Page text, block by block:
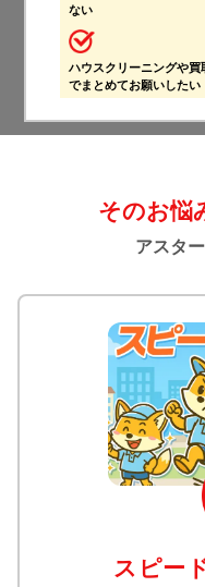
ない
ハウスクリーニングや買
でまとめてお願いしたい
そのお悩
アスタ
スピー